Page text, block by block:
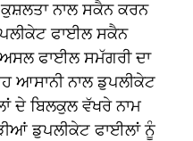
ਨਾਲ ਸਕੈਨ ਕਰਨ
ਫਾਈਲ ਸਕੈਨ
ਫਾਈਲ ਸਮੱਗਰੀ ਦਾ
ਆਸਾਨੀ ਨਾਲ ਡੁਪਲੀਕੇਟ
ਦੇ ਬਿਲਕੁਲ ਵੱਖਰੇ ਨਾਮ
ਡੁਪਲੀਕੇਟ ਫਾਈਲਾਂ ਨੂੰ